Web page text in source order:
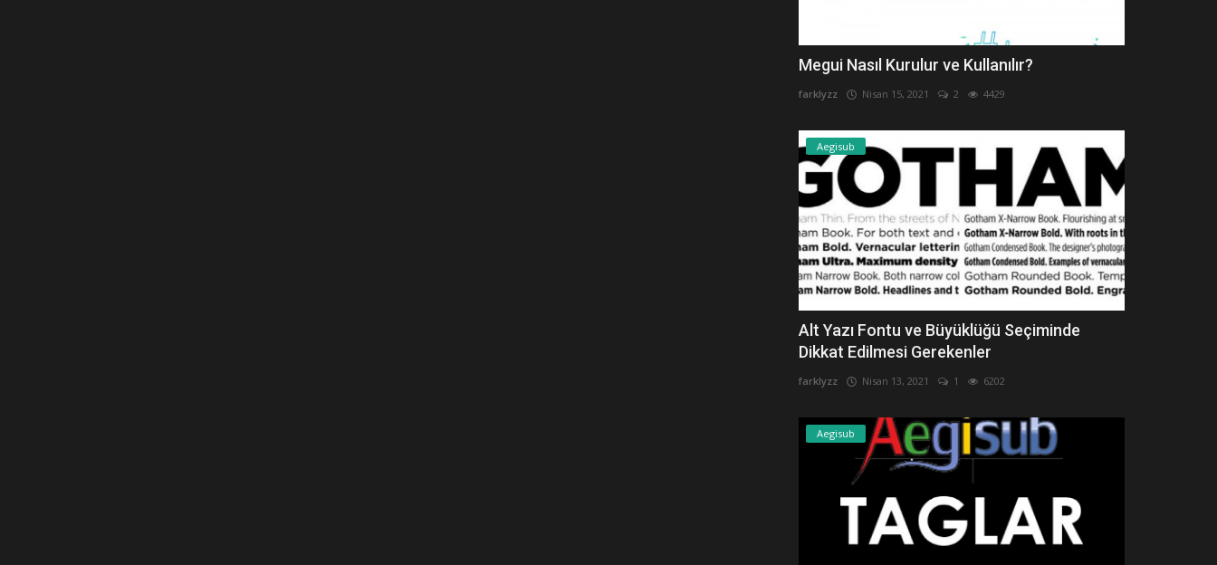
Megui Nasıl Kurulur ve Kullanılır?
farklyzz Nisan 15, 2021 2 4429
Aegisub
Alt Yazı Fontu ve Büyüklüğü Seçiminde
Dikkat Edilmesi Gerekenler
farklyzz Nisan 13, 2021 1 6202
Aegisub